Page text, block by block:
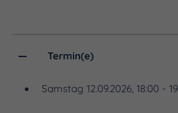
Termin(e)
Samstag 12.09.2026, 18:00 -